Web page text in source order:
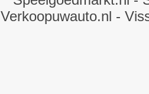
Verkoopuwauto.nl -